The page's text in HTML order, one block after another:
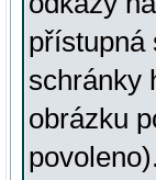
přístupná
schránky
obrázku
povoleno).